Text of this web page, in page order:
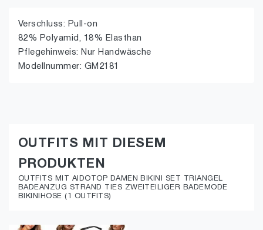
Verschluss: Pull-on
82% Polyamid, 18% Elasthan
Pflegehinweis: Nur Handwäsche
Modellnummer: GM2181
OUTFITS MIT DIESEM
PRODUKTEN
OUTFITS MIT AIDOTOP DAMEN BIKINI SET TRIANGEL
BADEANZUG STRAND TIES ZWEITEILIGER BADEMODE
BIKINIHOSE (1 OUTFITS)